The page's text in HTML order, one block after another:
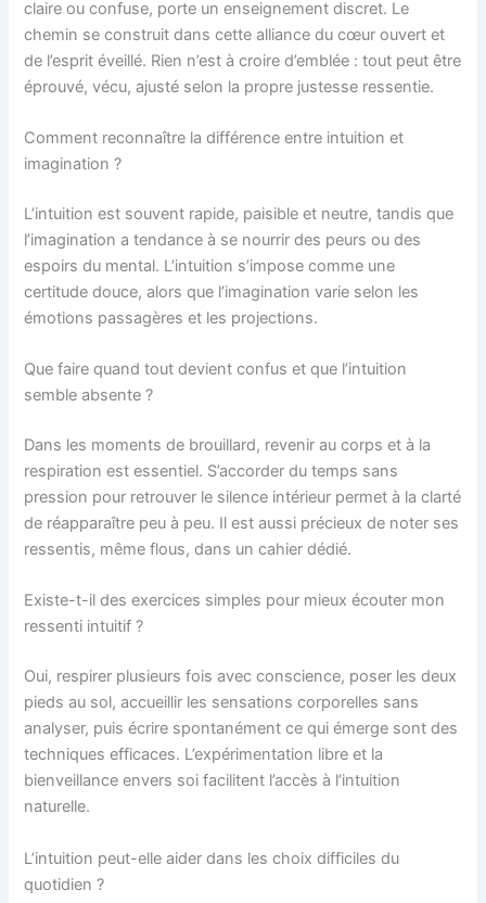
claire ou confuse, porte un enseignement discret. Le
chemin se construit dans cette alliance du cœur ouvert et
de l’esprit éveillé. Rien n’est à croire d’emblée : tout peut être
éprouvé, vécu, ajusté selon la propre justesse ressentie.
Comment reconnaître la différence entre intuition et
imagination ?
L’intuition est souvent rapide, paisible et neutre, tandis que
l’imagination a tendance à se nourrir des peurs ou des
espoirs du mental. L’intuition s’impose comme une
certitude douce, alors que l’imagination varie selon les
émotions passagères et les projections.
Que faire quand tout devient confus et que l’intuition
semble absente ?
Dans les moments de brouillard, revenir au corps et à la
respiration est essentiel. S’accorder du temps sans
pression pour retrouver le silence intérieur permet à la clarté
de réapparaître peu à peu. Il est aussi précieux de noter ses
ressentis, même flous, dans un cahier dédié.
Existe-t-il des exercices simples pour mieux écouter mon
ressenti intuitif ?
Oui, respirer plusieurs fois avec conscience, poser les deux
pieds au sol, accueillir les sensations corporelles sans
analyser, puis écrire spontanément ce qui émerge sont des
techniques efficaces. L’expérimentation libre et la
bienveillance envers soi facilitent l’accès à l’intuition
naturelle.
L’intuition peut-elle aider dans les choix difficiles du
quotidien ?